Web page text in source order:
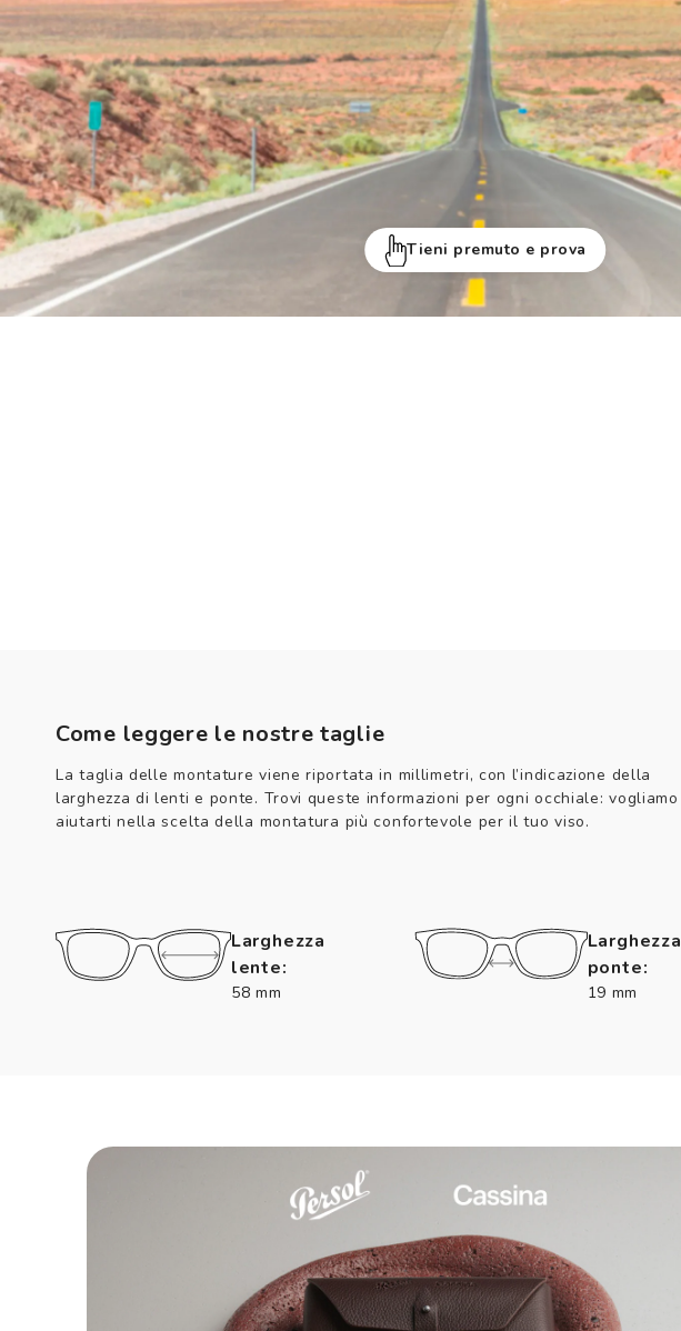
Tieni premuto e prova
Come leggere le nostre taglie
La taglia delle montature viene riportata in millimetri, con l’indicazione della
larghezza di lenti e ponte. Trovi queste informazioni per ogni occhiale: vogliamo
aiutarti nella scelta della montatura più confortevole per il tuo viso.
Larghezza
lente:
58 mm
Larghezza
ponte:
19 mm